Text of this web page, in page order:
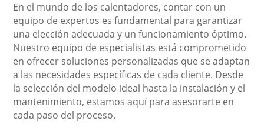
En el mundo de los calentadores, contar con un
equipo de expertos es fundamental para garantizar
una elección adecuada y un funcionamiento óptimo.
Nuestro equipo de especialistas está comprometido
en ofrecer soluciones personalizadas que se adaptan
a las necesidades específicas de cada cliente. Desde
la selección del modelo ideal hasta la instalación y el
mantenimiento, estamos aquí para asesorarte en
cada paso del proceso.